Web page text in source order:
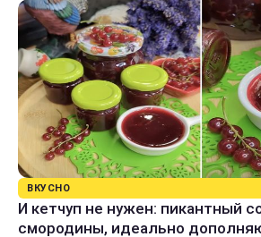
ВКУСНО
И кетчуп не нужен: пикантный
смородины, идеально